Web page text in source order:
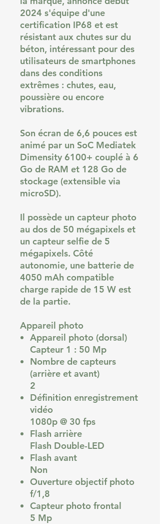
2024 s'équipe d'une
certification IP68 et est
résistant aux chutes sur du
béton, intéressant pour des
utilisateurs de smartphones
dans des conditions
extrêmes : chutes, eau,
poussière ou encore
vibrations.
Son écran de 6,6 pouces est
animé par un SoC Mediatek
Dimensity 6100+ couplé à 6
Go de RAM et 128 Go de
stockage (extensible via
microSD).
Il possède un capteur photo
au dos de 50 mégapixels et
un capteur selfie de 5
mégapixels. Côté
autonomie, une batterie de
4050 mAh compatible
charge rapide de 15 W est
de la partie.
Appareil photo
Appareil photo (dorsal)
Capteur 1 : 50 Mp
Nombre de capteurs
(arrière et avant)
2
Définition enregistrement
vidéo
1080p @ 30 fps
Flash arrière
Flash Double-LED
Flash avant
Non
Ouverture objectif photo
f/1,8
Capteur photo frontal
5 Mp